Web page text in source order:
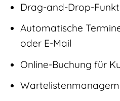
Drag-and-Drop-
Automatische
oder E-Mail
Online-Buchung für